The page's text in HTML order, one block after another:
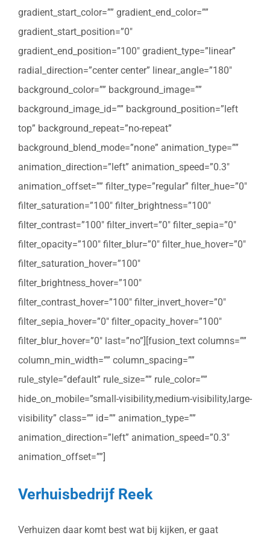
gradient_start_color=”” gradient_end_color=””
gradient_start_position=”0″
gradient_end_position=”100″ gradient_type=”linear”
radial_direction=”center center” linear_angle=”180″
background_color=”” background_image=””
background_image_id=”” background_position=”left
top” background_repeat=”no-repeat”
background_blend_mode=”none” animation_type=””
animation_direction=”left” animation_speed=”0.3″
animation_offset=”” filter_type=”regular” filter_hue=”0″
filter_saturation=”100″ filter_brightness=”100″
filter_contrast=”100″ filter_invert=”0″ filter_sepia=”0″
filter_opacity=”100″ filter_blur=”0″ filter_hue_hover=”0″
filter_saturation_hover=”100″
filter_brightness_hover=”100″
filter_contrast_hover=”100″ filter_invert_hover=”0″
filter_sepia_hover=”0″ filter_opacity_hover=”100″
filter_blur_hover=”0″ last=”no”][fusion_text columns=””
column_min_width=”” column_spacing=””
rule_style=”default” rule_size=”” rule_color=””
hide_on_mobile=”small-visibility,medium-visibility,large-
visibility” class=”” id=”” animation_type=””
animation_direction=”left” animation_speed=”0.3″
animation_offset=””]
Verhuisbedrijf Reek
Verhuizen daar komt best wat bij kijken, er gaat